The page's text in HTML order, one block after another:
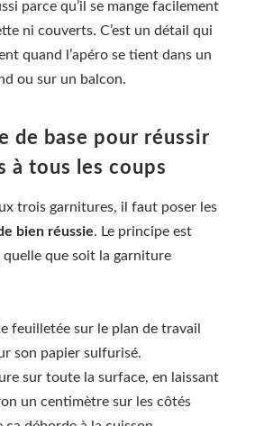
parce qu’il se mange facilement
ni couverts. C’est un détail qui
quand l’apéro se tient dans un
ou sur un balcon.
de base pour réussir
à tous les coups
trois garnitures, il faut poser les
bien réussie. Le principe est
que soit la garniture
feuilletée sur le plan de travail
son papier sulfurisé.
sur toute la surface, en laissant
un centimètre sur les côtés